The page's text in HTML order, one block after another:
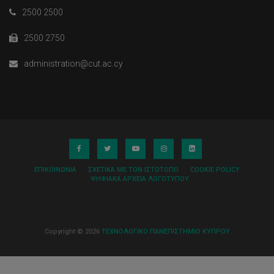
2500 2500
2500 2750
administration@cut.ac.cy
ΕΠΙΚΟΙΝΩΝΊΑ ΣΧΕΤΙΚΆ ΜΕ ΤΟΝ ΙΣΤΌΤΟΠΟ
COOKIE POLICY
ΨΗΦΙΑΚΆ ΑΡΧΕΊΑ ΛΟΓΌΤΥΠΟΥ
Copyright © 2026 ΤΕΧΝΟΛΟΓΙΚΟ ΠΑΝΕΠΙΣΤΗΜΙΟ ΚΥΠΡΟΥ